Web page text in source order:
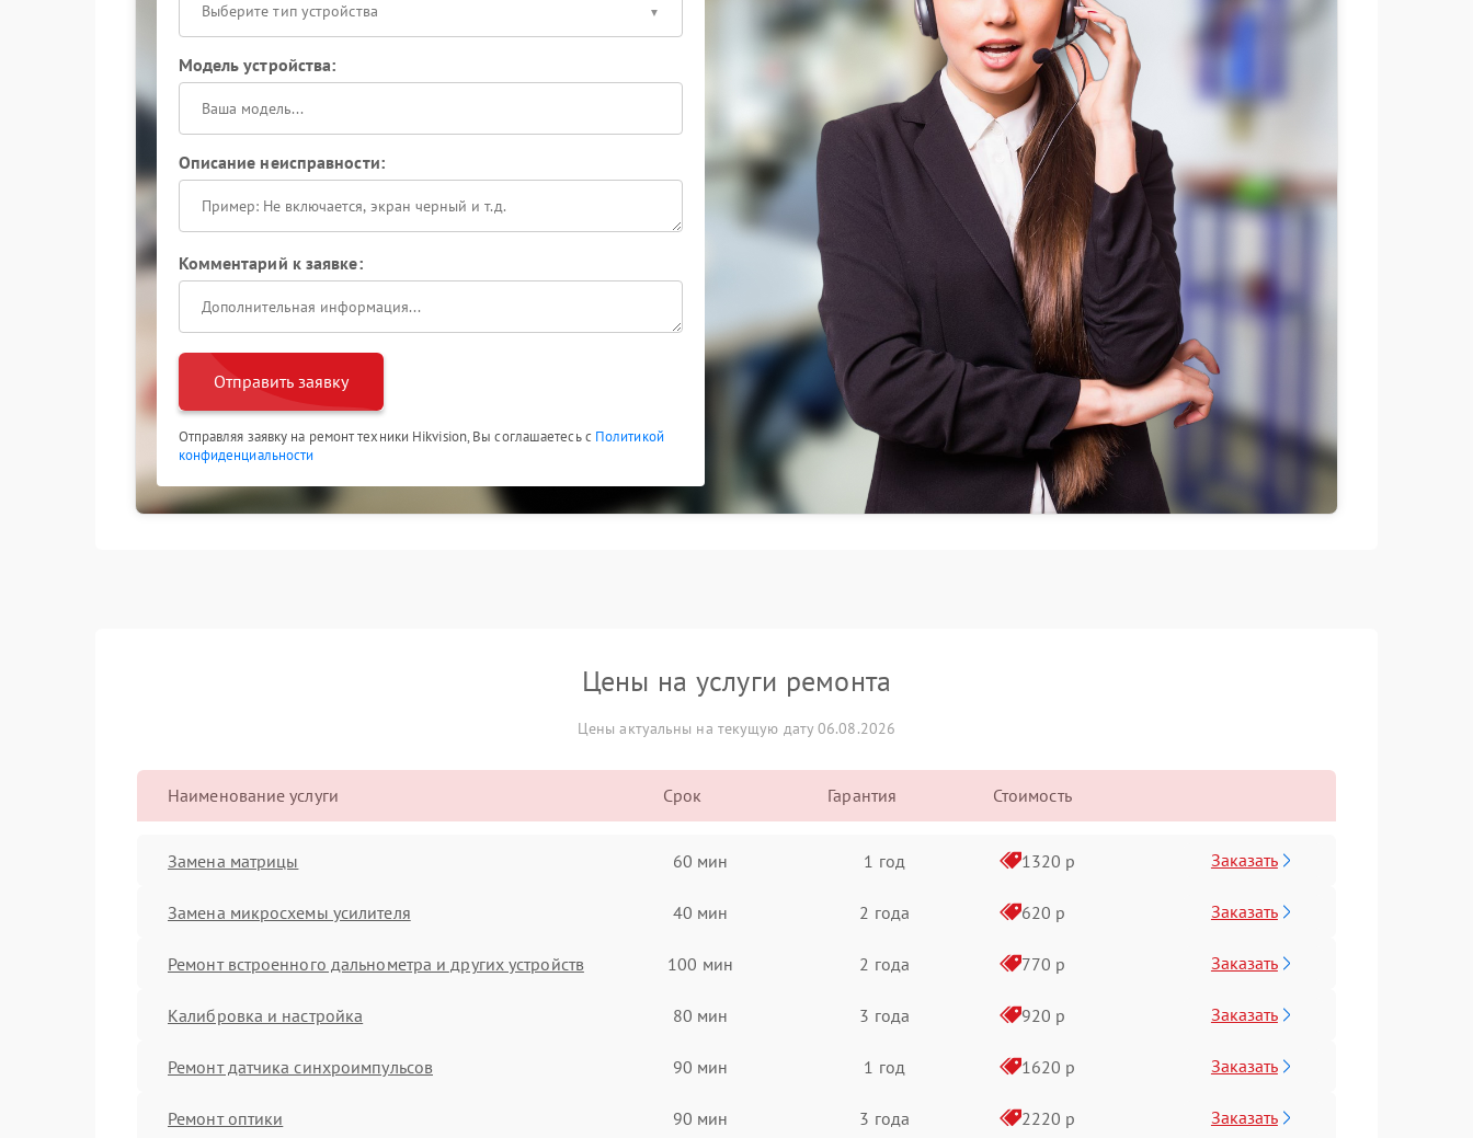
Выберите тип устройства
Модель устройства:
Описание неисправности:
Комментарий к заявке:
Отправить заявку
Отправляя заявку на ремонт техники Hikvision, Вы соглашаетесь с Политикой
конфиденциальности
Цены на услуги ремонта
Цены актуальны на текущую дату 06.08.2026
Наименование услуги Срок Гарантия Стоимость
Замена матрицы 60 мин 1 год 1320 р Заказать
Замена микросхемы усилителя 40 мин 2 года 620 р Заказать
Ремонт встроенного дальнометра и других устройств 100 мин 2 года 770 р Заказать
Калибровка и настройка 80 мин 3 года 920 р Заказать
Ремонт датчика синхроимпульсов 90 мин 1 год 1620 р Заказать
Ремонт оптики 90 мин 3 года 2220 р Заказать